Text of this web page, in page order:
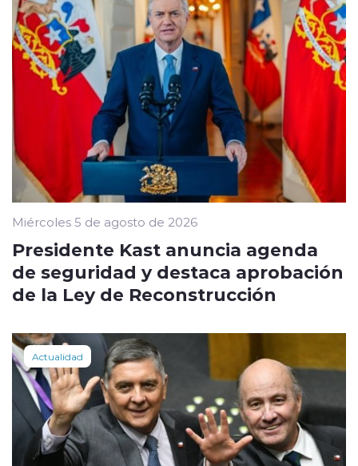
Miércoles 5 de agosto de 2026
Presidente Kast anuncia agenda
de seguridad y destaca aprobación
de la Ley de Reconstrucción
Actualidad